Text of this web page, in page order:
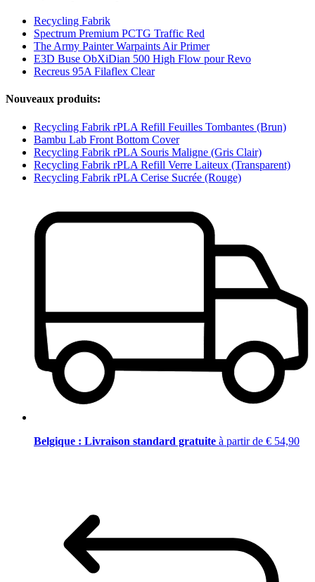
Recycling Fabrik
Spectrum Premium PCTG Traffic Red
The Army Painter Warpaints Air Primer
E3D Buse ObXiDian 500 High Flow pour Revo
Recreus 95A Filaflex Clear
Nouveaux produits:
Recycling Fabrik rPLA Refill Feuilles Tombantes (Brun)
Bambu Lab Front Bottom Cover
Recycling Fabrik rPLA Souris Maligne (Gris Clair)
Recycling Fabrik rPLA Refill Verre Laiteux (Transparent)
Recycling Fabrik rPLA Cerise Sucrée (Rouge)
Belgique : Livraison standard gratuite à partir de € 54,90